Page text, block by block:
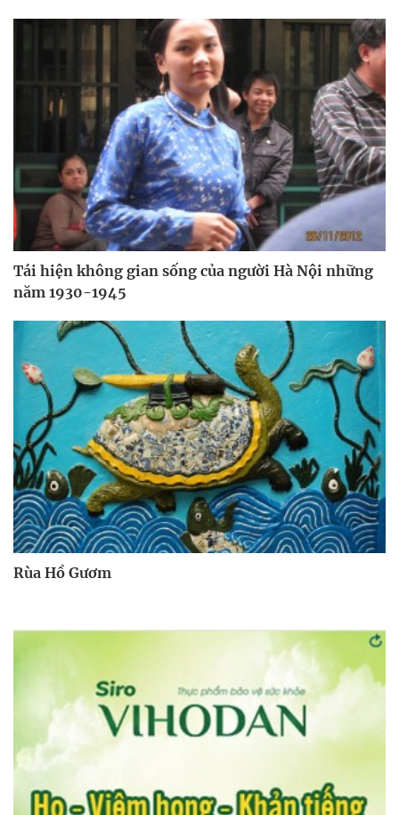
Tái hiện không gian sống của người Hà Nội những
năm 1930-1945
Rùa Hồ Gươm